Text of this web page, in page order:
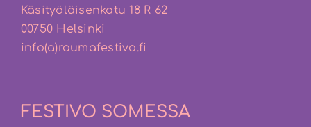
Käsityöläisenkatu 18 R 62
00750 Helsinki
info(a)raumafestivo.fi
FESTIVO SOMESSA